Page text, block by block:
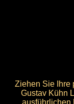
Ziehen Sie Ihre
Gustav Kühn
ausführlichen